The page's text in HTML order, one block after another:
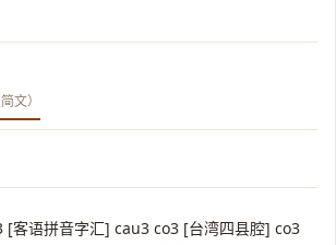
文）
[客语拼音字汇] cau3 co3 [台湾四县腔] co3